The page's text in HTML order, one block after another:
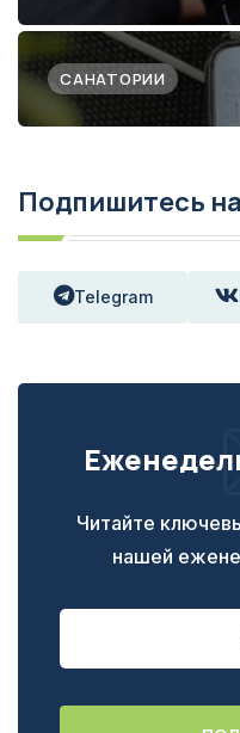
САНАТОРИИ
Подпишитесь
Telegram
Читайте
нашей